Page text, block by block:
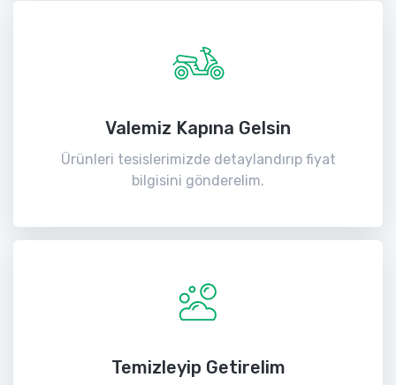
Valemiz Kapına Gelsin
Ürünleri tesislerimizde detaylandırıp fiyat
bilgisini gönderelim.
Temizleyip Getirelim